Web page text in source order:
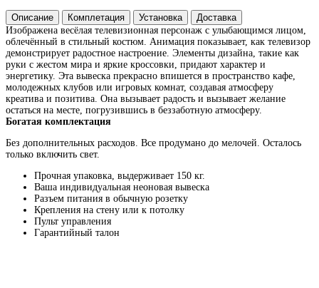
Описание Комплетация Установка
Доставка
Изображена весёлая телевизионная персонаж с улыбающимся лицом,
облечённый в стильный костюм. Анимация показывает, как телевизор
демонстрирует радостное настроение. Элементы дизайна, такие как
руки с жестом мира и яркие кроссовки, придают характер и
энергетику. Эта вывеска прекрасно впишется в пространство кафе,
молодежных клубов или игровых комнат, создавая атмосферу
креатива и позитива. Она вызывает радость и вызывает желание
остаться на месте, погрузившись в беззаботную атмосферу.
Богатая комплектация
Без дополнительных расходов. Все продумано до мелочей. Осталось
только включить свет.
Прочная упаковка, выдерживает 150 кг.
Ваша индивидуальная неоновая вывеска
Разъем питания в обычную розетку
Крепления на стену или к потолку
Пульт управления
Гарантийный талон